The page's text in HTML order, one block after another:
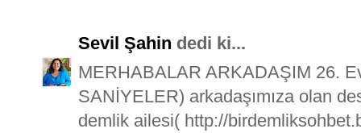
Sevil Şahin dedi ki...
MERHABALAR ARKADAŞIM 26.
SANİYELER) arkadaşımıza olan
demlik ailesi( http://